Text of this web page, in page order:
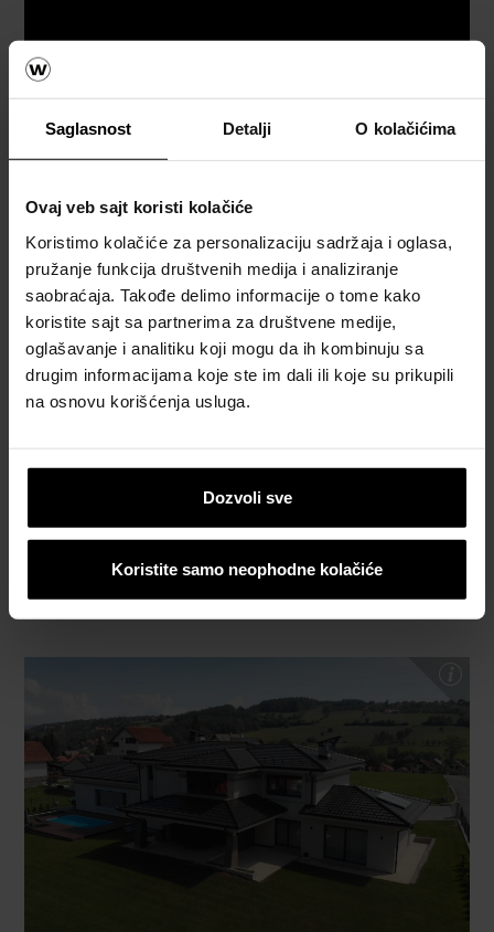
Saglasnost Detalji O kolačićima
Ovaj veb sajt koristi kolačiće
Koristimo kolačiće za personalizaciju sadržaja i oglasa,
pružanje funkcija društvenih medija i analiziranje
saobraćaja. Takođe delimo informacije o tome kako
koristite sajt sa partnerima za društvene medije,
oglašavanje i analitiku koji mogu da ih kombinuju sa
drugim informacijama koje ste im dali ili koje su prikupili
na osnovu korišćenja usluga.
Dozvoli sve
Koristite samo neophodne kolačiće
Referetni objekti
POGLEDAJTE REFERENTNE OBJEKTE